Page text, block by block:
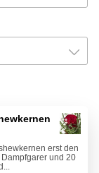
erst den
und 20